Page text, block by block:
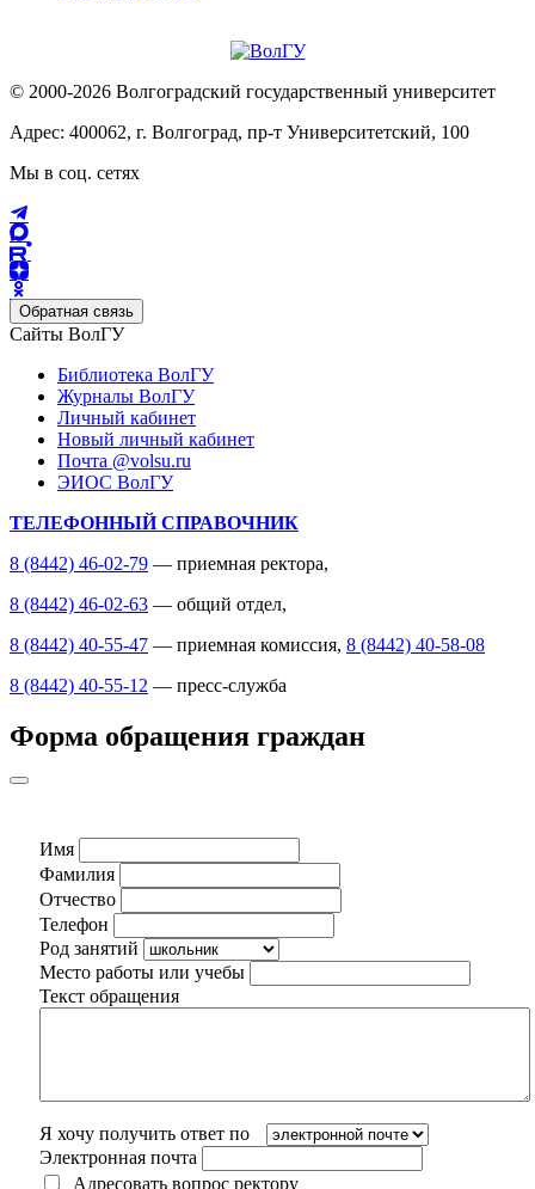
© 2000-2026 Волгоградский государственный университет
Адрес: 400062, г. Волгоград, пр-т Университетский, 100
Мы в соц. сетях
Обратная связь
Сайты ВолГУ
Библиотека ВолГУ
Журналы ВолГУ
Личный кабинет
Новый личный кабинет
Почта @volsu.ru
ЭИОС ВолГУ
ТЕЛЕФОННЫЙ СПРАВОЧНИК
8 (8442) 46-02-79 — приемная ректора,
8 (8442) 46-02-63 — общий отдел,
8 (8442) 40-55-47 — приемная комиссия, 8 (8442) 40-58-08
8 (8442) 40-55-12 — пресс-служба
Форма обращения граждан
Имя
Фамилия
Отчество
Телефон
Род занятий
Место работы или учебы
Текст обращения
Я хочу получить ответ по
Электронная почта
Адресовать вопрос ректору